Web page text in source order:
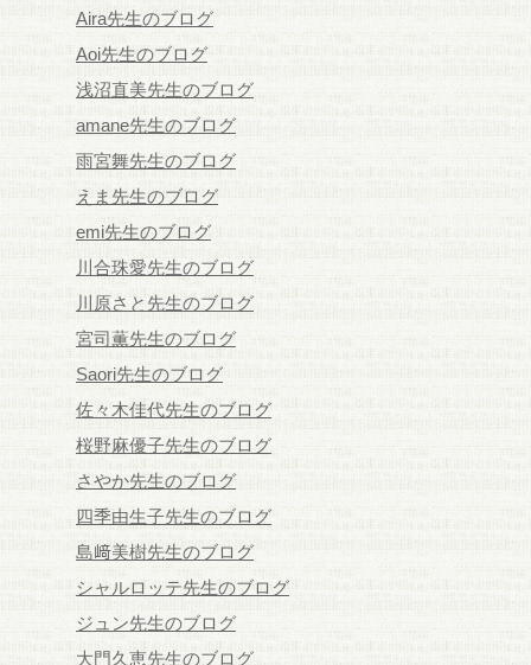
Aira先生のブログ
Aoi先生のブログ
浅沼直美先生のブログ
amane先生のブログ
雨宮舞先生のブログ
えま先生のブログ
emi先生のブログ
川合珠愛先生のブログ
川原さと先生のブログ
宮司薫先生のブログ
Saori先生のブログ
佐々木佳代先生のブログ
桜野麻優子先生のブログ
さやか先生のブログ
四季由生子先生のブログ
島﨑美樹先生のブログ
シャルロッテ先生のブログ
ジュン先生のブログ
大門久恵先生のブログ